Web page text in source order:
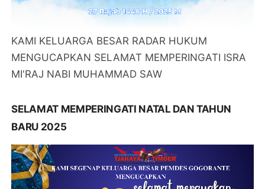
KAMI KELUARGA BESAR RADAR HUKUM
MENGUCAPKAN SELAMAT MEMPERINGATI ISRA
MI'RAJ NABI MUHAMMAD SAW
SELAMAT MEMPERINGATI NATAL DAN TAHUN
BARU 2025